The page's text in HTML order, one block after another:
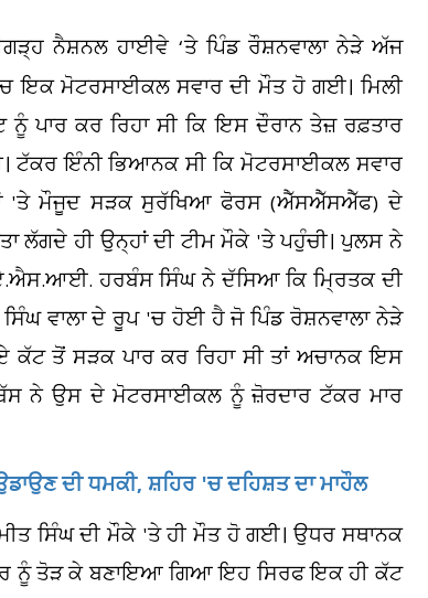
ਨੈਸ਼ਨਲ ਹਾਈਵੇ ‘ਤੇ ਪਿੰਡ ਰੌਸ਼ਨਵਾਲਾ ਨੇੜੇ ਅੱਜ
ਇਕ ਮੋਟਰਸਾਈਕਲ ਸਵਾਰ ਦੀ ਮੌਤ ਹੋ ਗਈ। ਮਿਲੀ
ਪਾਰ ਕਰ ਰਿਹਾ ਸੀ ਕਿ ਇਸ ਦੌਰਾਨ ਤੇਜ਼ ਰਫ਼ਤਾਰ
ਟੱਕਰ ਇੰਨੀ ਭਿਆਨਕ ਸੀ ਕਿ ਮੋਟਰਸਾਈਕਲ ਸਵਾਰ
ਥਾਂ 'ਤੇ ਮੌਜੂਦ ਸੜਕ ਸੁਰੱਖਿਆ ਫੋਰਸ (ਐੱਸਐੱਸਐੱਫ) ਦੇ
ਹੀ ਉਨ੍ਹਾਂ ਦੀ ਟੀਮ ਮੌਕੇ 'ਤੇ ਪਹੁੰਚੀ। ਪੁਲਸ ਨੇ
ਹਰਬੰਸ ਸਿੰਘ ਨੇ ਦੱਸਿਆ ਕਿ ਮ੍ਰਿਤਕ ਦੀ
ਵਾਲਾ ਦੇ ਰੂਪ 'ਚ ਹੋਈ ਹੈ ਜੋ ਪਿੰਡ ਰੋਸ਼ਨਵਾਲਾ ਨੇੜੇ
ਤੋਂ ਸੜਕ ਪਾਰ ਕਰ ਰਿਹਾ ਸੀ ਤਾਂ ਅਚਾਨਕ ਇਸ
ਨੇ ਉਸ ਦੇ ਮੋਟਰਸਾਈਕਲ ਨੂੰ ਜ਼ੋਰਦਾਰ ਟੱਕਰ ਮਾਰ
ਦੀ ਧਮਕੀ, ਸ਼ਹਿਰ 'ਚ ਦਹਿਸ਼ਤ ਦਾ ਮਾਹੌਲ
ਸਿੰਘ ਦੀ ਮੌਕੇ 'ਤੇ ਹੀ ਮੌਤ ਹੋ ਗਈ। ਉਧਰ ਸਥਾਨਕ
ਨੂੰ ਤੋੜ ਕੇ ਬਣਾਇਆ ਗਿਆ ਇਹ ਸਿਰਫ ਇਕ ਹੀ ਕੱਟ
ਕੈਂਬਰਿਜ ਯੂਨੀਵਰਸਿਟੀ ਦੇ ਸਭ